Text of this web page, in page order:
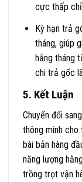
cực thấp
Kỳ hạn trả
tháng, giúp
hằng tháng
chi trả gốc
5. Kết Luận
Chuyển đổi
thông minh cho
bài bản hàng
năng lượng
trồng trọt vận